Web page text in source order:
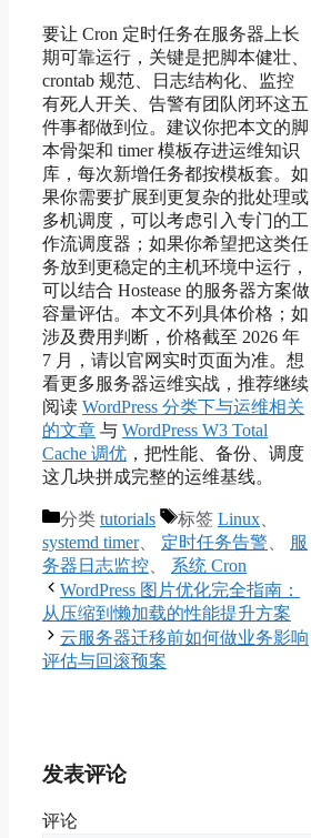
要让 Cron 定时任务在服务器上长
期可靠运行，关键是把脚本健壮、
crontab 规范、日志结构化、监控
有死人开关、告警有团队闭环这五
件事都做到位。建议你把本文的脚
本骨架和 timer 模板存进运维知识
库，每次新增任务都按模板套。如
果你需要扩展到更复杂的批处理或
多机调度，可以考虑引入专门的工
作流调度器；如果你希望把这类任
务放到更稳定的主机环境中运行，
可以结合 Hostease 的服务器方案做
容量评估。本文不列具体价格；如
涉及费用判断，价格截至 2026 年
7 月，请以官网实时页面为准。想
看更多服务器运维实战，推荐继续
阅读 WordPress 分类下与运维相关
的文章 与 WordPress W3 Total
Cache 调优 ，把性能、备份、调度
这几块拼成完整的运维基线。
分类 tutorials 标签 Linux
systemd timer、 定时任务告警
服
务器日志监控
系统 Cron
WordPress 图片优化完全指南：
从压缩到懒加载的性能提升方案
云服务器迁移前如何做业务影响
评估与回滚预案
发表评论
评论